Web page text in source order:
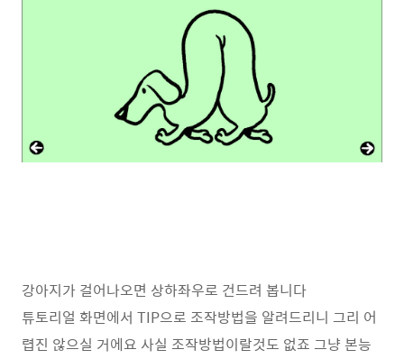
강아지가 걸어나오면 상하좌우로 건드려 봅니다
튜토리얼 화면에서 TIP으로 조작방법을 알려드리니 그리 어
렵진 않으실 거에요 사실 조작방법이랄것도 없죠 그냥 본능